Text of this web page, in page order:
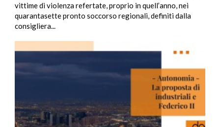
vittime di violenza refertate, proprio in quell’anno, nei
quarantasette pronto soccorso regionali, definiti dalla
consigliera...